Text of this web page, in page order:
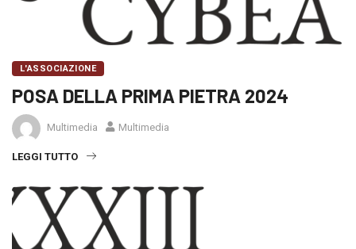
L'ASSOCIAZIONE
POSA DELLA PRIMA PIETRA 2024
Multimedia Multimedia
LEGGI TUTTO